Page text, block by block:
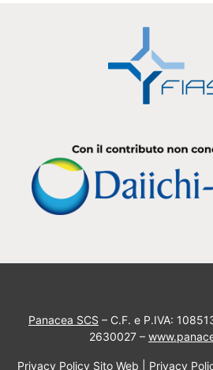
Panacea SCS – C.F. e P.IVA:
2630027 –
Privacy Policy Sito Web Privacy